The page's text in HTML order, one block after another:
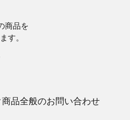
商品を
す。
品全般のお問い合わせ